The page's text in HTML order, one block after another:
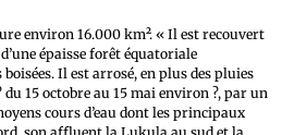
environ 16.000 km². « Il est recouvert
épaisse forêt équatoriale
Il est arrosé, en plus des pluies
15 octobre au 15 mai environ ?, par un
cours d’eau dont les principaux